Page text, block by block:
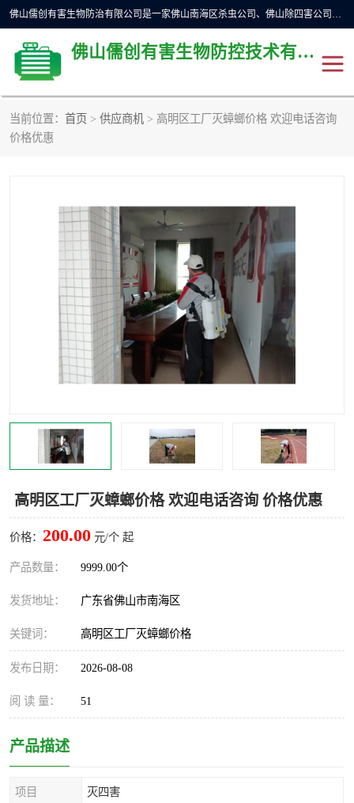
佛山儒创有害生物防治有限公司是一家佛山南海区杀虫公司、佛山除四害公司、佛山灭白蚁公司、佛山白蚁防治公司，让您远离虫害困扰。要问佛山白蚁防治哪家好？佛山儒创有害生物防治有限公司全佛山、广州，正规公司，上门勘查，可靠，售后有保障。
佛山儒创有害生物防控技术有限公司
当前位置： 首页 > 供应商机 > 高明区工厂灭蟑螂价格 欢迎电话咨询
价格优惠
高明区工厂灭蟑螂价格 欢迎电话咨询 价格优惠
价格： 200.00 元/个 起
产品数量： 9999.00个
发货地址： 广东省佛山市南海区
关键词： 高明区工厂灭蟑螂价格
发布日期： 2026-08-08
阅 读 量： 51
产品描述
项目 灭四害
除四害公司
佛山灭白蚁公司 佛山杀虫公司
佛山除四害公司 灭鼠
灭蜱虫 消杀
灭苍蝇 灭跳蚤
灭蚊虫 灭蟑螂
害虫防治 灭杀害虫